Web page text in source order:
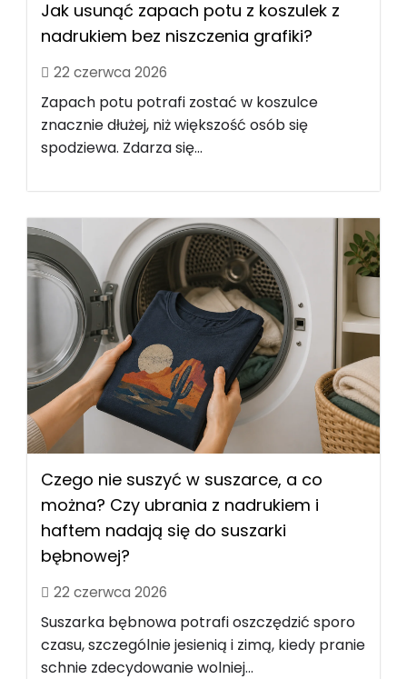
Jak usunąć zapach potu z koszulek z
nadrukiem bez niszczenia grafiki?
22 czerwca 2026
Zapach potu potrafi zostać w koszulce
znacznie dłużej, niż większość osób się
spodziewa. Zdarza się...
Czego nie suszyć w suszarce, a co
można? Czy ubrania z nadrukiem i
haftem nadają się do suszarki
bębnowej?
22 czerwca 2026
Suszarka bębnowa potrafi oszczędzić sporo
czasu, szczególnie jesienią i zimą, kiedy pranie
schnie zdecydowanie wolniej...